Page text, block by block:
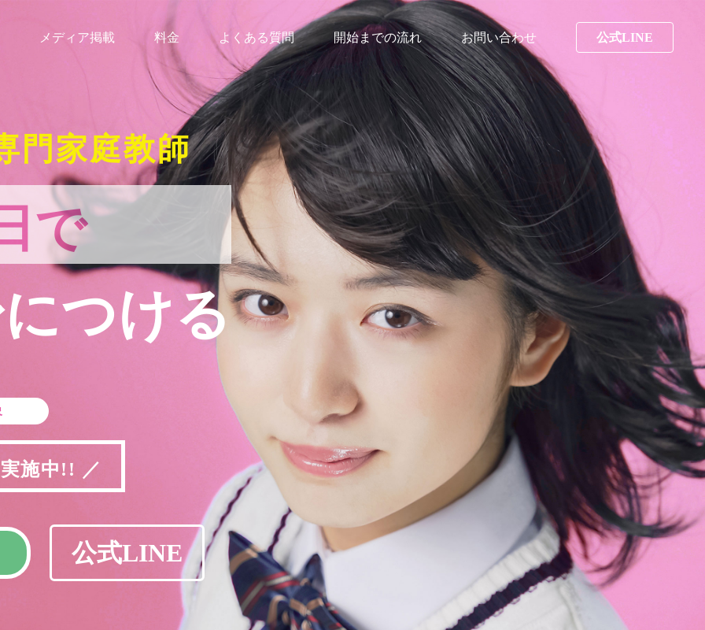
メディア掲載 料金 よくある質問 開始までの流れ お問い合わせ 公式LINE
門家庭教師
で
つける
施中!! ／
公式LINE